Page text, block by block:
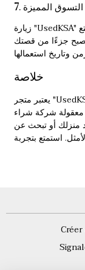
التسوق المميزة
زيارة "UsedKSA" ليست مجرد تجربة تسوق عادية. يمكنك التمتع
جزءًا من قصتك
خلاصة
يعتبر متجر "UsedKSA" في الرياض وجهة مثالية لكل من يرغب في
شركة شراء
منزلك أو تبحث عن
استمتع بتجربة